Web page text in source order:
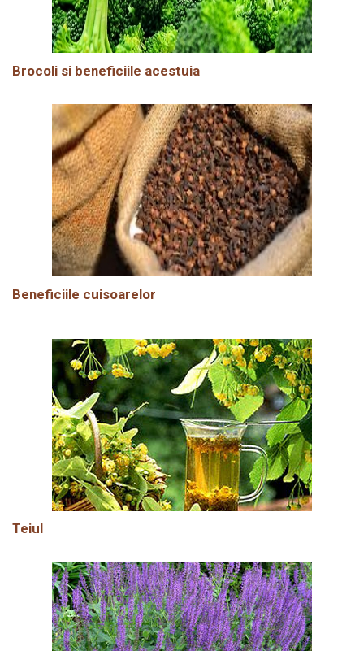
Brocoli si beneficiile acestuia
Beneficiile cuisoarelor
Teiul